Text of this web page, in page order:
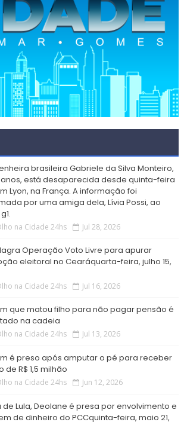
brasileira Gabriele da Silva Monteiro,
está desaparecida desde quinta-feira
Lyon, na França. A informação foi
por uma amiga dela, Lívia Possi, ao
na Cidade 24hs Jul 28, 2026
Operação Voto Livre para apurar
eleitoral no Cearáquarta-feira, julho 15,
na Cidade 24hs Jul 16, 2026
que matou filho para não pagar pensão é
na cadeia
na Cidade 24hs Jul 13, 2026
é preso após amputar o pé para receber
de R$ 1,5 milhão
na Cidade 24hs Jun 12, 2026
de Lula, Deolane é presa por envolvimento e
de dinheiro do PCCquinta-feira, maio 21,